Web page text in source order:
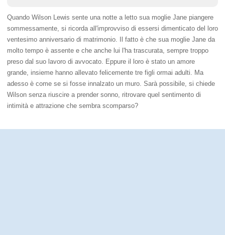
Quando Wilson Lewis sente una notte a letto sua moglie Jane piangere
sommessamente, si ricorda all'improvviso di essersi dimenticato del loro
ventesimo anniversario di matrimonio. Il fatto è che sua moglie Jane da
molto tempo è assente e che anche lui l'ha trascurata, sempre troppo
preso dal suo lavoro di avvocato. Eppure il loro è stato un amore
grande, insieme hanno allevato felicemente tre figli ormai adulti. Ma
adesso è come se si fosse innalzato un muro. Sarà possibile, si chiede
Wilson senza riuscire a prender sonno, ritrovare quel sentimento di
intimità e attrazione che sembra scomparso?